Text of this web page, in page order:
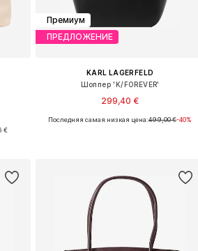
€
Премиум
ПРЕДЛОЖЕНИЕ
KARL LAGERFELD
Шоппер 'K/FOREVER'
299,40 €
Доступные размеры: One Size
Последняя самая низкая цена:499,00 €-40%